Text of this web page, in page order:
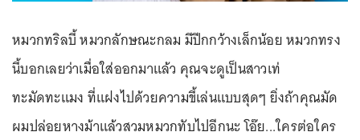
หมวกทริลบี้ หมวกลักษณะกลม มีปีกกว้างเล็กน้อย หมวกทรง
นี้บอกเลยว่าเมื่อใส่ออกมาแล้ว คุณจะดูเป็นสาวเท่
ทะมัดทะแมง ที่แฝงไปด้วยความขี้เล่นแบบสุดๆ ยิ่งถ้าคุณมัด
ผมปล่อยหางม้าแล้วสวมหมวกทับไปอีกนะ โอ๊ย...ใครต่อใคร